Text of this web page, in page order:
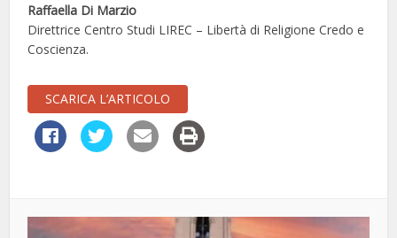
Raffaella Di Marzio
Direttrice Centro Studi LIREC – Libertà di Religione Credo e
Coscienza.
SCARICA L’ARTICOLO